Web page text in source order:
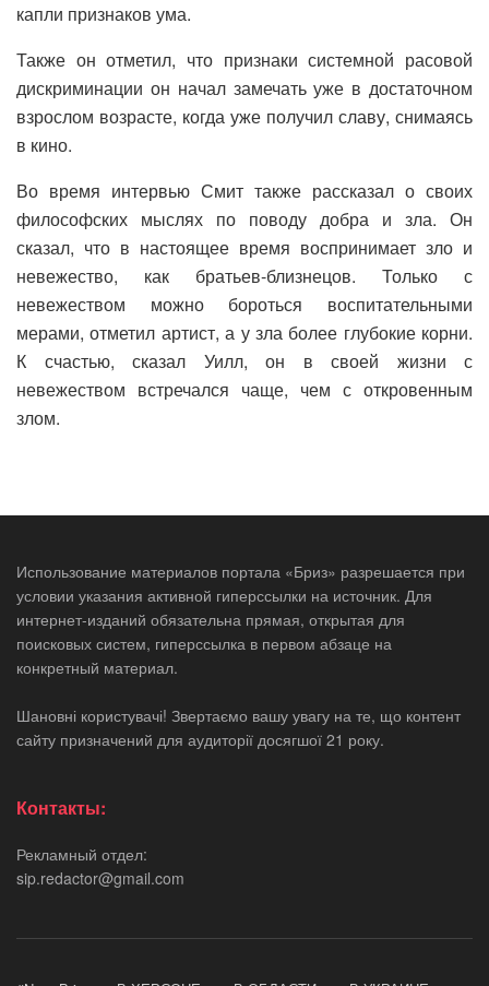
капли признаков ума.
Также он отметил, что признаки системной расовой
дискриминации он начал замечать уже в достаточном
взрослом возрасте, когда уже получил славу, снимаясь
в кино.
Во время интервью Смит также рассказал о своих
философских мыслях по поводу добра и зла. Он
сказал, что в настоящее время воспринимает зло и
невежество, как братьев-близнецов. Только с
невежеством можно бороться воспитательными
мерами, отметил артист, а у зла более глубокие корни.
К счастью, сказал Уилл, он в своей жизни с
невежеством встречался чаще, чем с откровенным
злом.
Использование материалов портала «Бриз» разрешается при
условии указания активной гиперссылки на источник. Для
интернет-изданий обязательна прямая, открытая для
поисковых систем, гиперссылка в первом абзаце на
конкретный материал.
Шановні користувачі! Звертаємо вашу увагу на те, що контент
сайту призначений для аудиторії досягшої 21 року.
Контакты:
Рекламный отдел:
sip.redactor@gmail.com